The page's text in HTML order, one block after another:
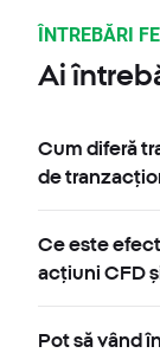
ÎNTREBĂRI
Ai
Cum diferă
de
Ce este
acțiuni CFD
Pot să vând